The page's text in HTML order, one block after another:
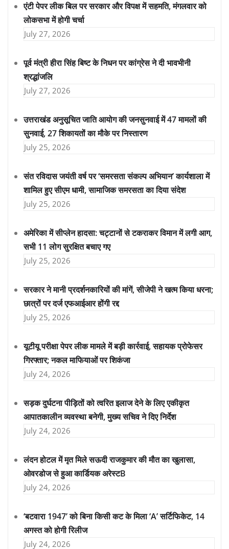
एंटी पेपर लीक बिल पर सरकार और विपक्ष में सहमति, मंगलवार को
लोकसभा में होगी चर्चा
July 27, 2026
पूर्व मंत्री हीरा सिंह बिष्ट के निधन पर कांग्रेस ने दी भावभीनी
श्रद्धांजलि
July 27, 2026
उत्तराखंड अनुसूचित जाति आयोग की जनसुनवाई में 47 मामलों की
सुनवाई, 27 शिकायतों का मौके पर निस्तारण
July 25, 2026
संत रविदास जयंती वर्ष पर ‘समरसता संकल्प अभियान’ कार्यशाला में
शामिल हुए सीएम धामी, सामाजिक समरसता का दिया संदेश
July 25, 2026
अमेरिका में सीप्लेन हादसा: चट्टानों से टकराकर विमान में लगी आग,
सभी 11 लोग सुरक्षित बचाए गए
July 25, 2026
सरकार ने मानी प्रदर्शनकारियों की मांगें, सीजेपी ने खत्म किया धरना;
छात्रों पर दर्ज एफआईआर होंगी रद्द
July 25, 2026
यूटीयू परीक्षा पेपर लीक मामले में बड़ी कार्रवाई, सहायक प्रोफेसर
गिरफ्तार; नकल माफियाओं पर शिकंजा
July 24, 2026
सड़क दुर्घटना पीड़ितों को त्वरित इलाज देने के लिए एकीकृत
आपातकालीन व्यवस्था बनेगी, मुख्य सचिव ने दिए निर्देश
July 24, 2026
लंदन होटल में मृत मिले सऊदी राजकुमार की मौत का खुलासा,
ओवरडोज से हुआ कार्डियक अरेस्टB
July 24, 2026
‘बटवारा 1947’ को बिना किसी कट के मिला ‘A’ सर्टिफिकेट, 14
अगस्त को होगी रिलीज
July 24, 2026